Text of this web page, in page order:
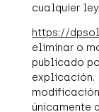
cualquier ley.
https://
eliminar o
publicado
explicación.
únicamente